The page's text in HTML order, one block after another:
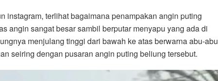
instagram, terlihat bagaimana penampakan angin puting
angin sangat besar sambil berputar menyapu yang ada di
menjulang tinggi dari bawah ke atas berwarna abu-abu
seiring dengan pusaran angin puting beliung tersebut.